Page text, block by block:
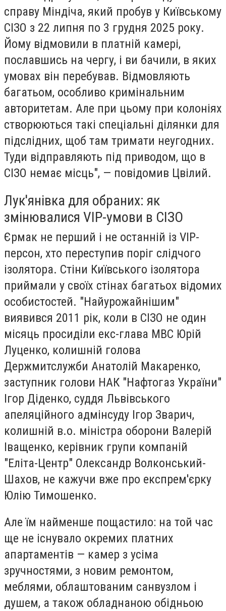
справу Міндіча, який пробув у Київському
СІЗО з 22 липня по 3 грудня 2025 року.
Йому відмовили в платній камері,
пославшись на чергу, і ви бачили, в яких
умовах він перебував. Відмовляють
багатьом, особливо кримінальним
авторитетам. Але при цьому при колоніях
створюються такі спеціальні ділянки для
підслідних, щоб там тримати неугодних.
Туди відправляють під приводом, що в
СІЗО немає місць", — повідомив Цвілий.
Лук'янівка для обраних: як
змінювалися VIP-умови в СІЗО
Єрмак не перший і не останній із VIP-
персон, хто переступив поріг слідчого
ізолятора. Стіни Київського ізолятора
приймали у своїх стінах багатьох відомих
особистостей. "Найурожайнішим"
виявився 2011 рік, коли в СІЗО не один
місяць просиділи екс-глава МВС Юрій
Луценко, колишній голова
Держмитслужби Анатолій Макаренко,
заступник голови НАК "Нафтогаз України"
Ігор Діденко, суддя Львівського
апеляційного адмінсуду Ігор Зварич,
колишній в.о. міністра оборони Валерій
Іващенко, керівник групи компаній
"Еліта-Центр" Олександр Волконський-
Шахов, не кажучи вже про експрем'єрку
Юлію Тимошенко.
Але їм найменше пощастило: на той час
ще не існувало окремих платних
апартаментів — камер з усіма
зручностями, з новим ремонтом,
меблями, облаштованим санвузлом і
душем, а також обладнаною обідньою